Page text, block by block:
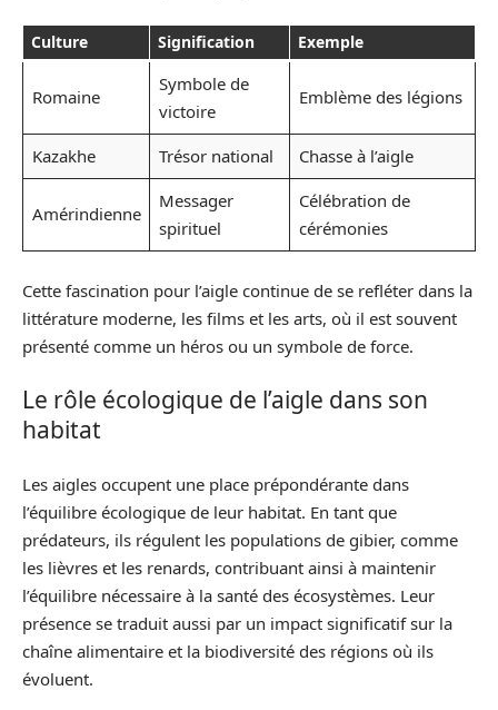
Culture Signification Exemple
Romaine
Symbole de
victoire
Emblème des légions
Kazakhe Trésor national Chasse à l’aigle
Amérindienne
Messager
spirituel
Célébration de
cérémonies
Cette fascination pour l’aigle continue de se refléter dans la
littérature moderne, les films et les arts, où il est souvent
présenté comme un héros ou un symbole de force.
Le rôle écologique de l’aigle dans son
habitat
Les aigles occupent une place prépondérante dans
l’équilibre écologique de leur habitat. En tant que
prédateurs, ils régulent les populations de gibier, comme
les lièvres et les renards, contribuant ainsi à maintenir
l’équilibre nécessaire à la santé des écosystèmes. Leur
présence se traduit aussi par un impact significatif sur la
chaîne alimentaire et la biodiversité des régions où ils
évoluent.